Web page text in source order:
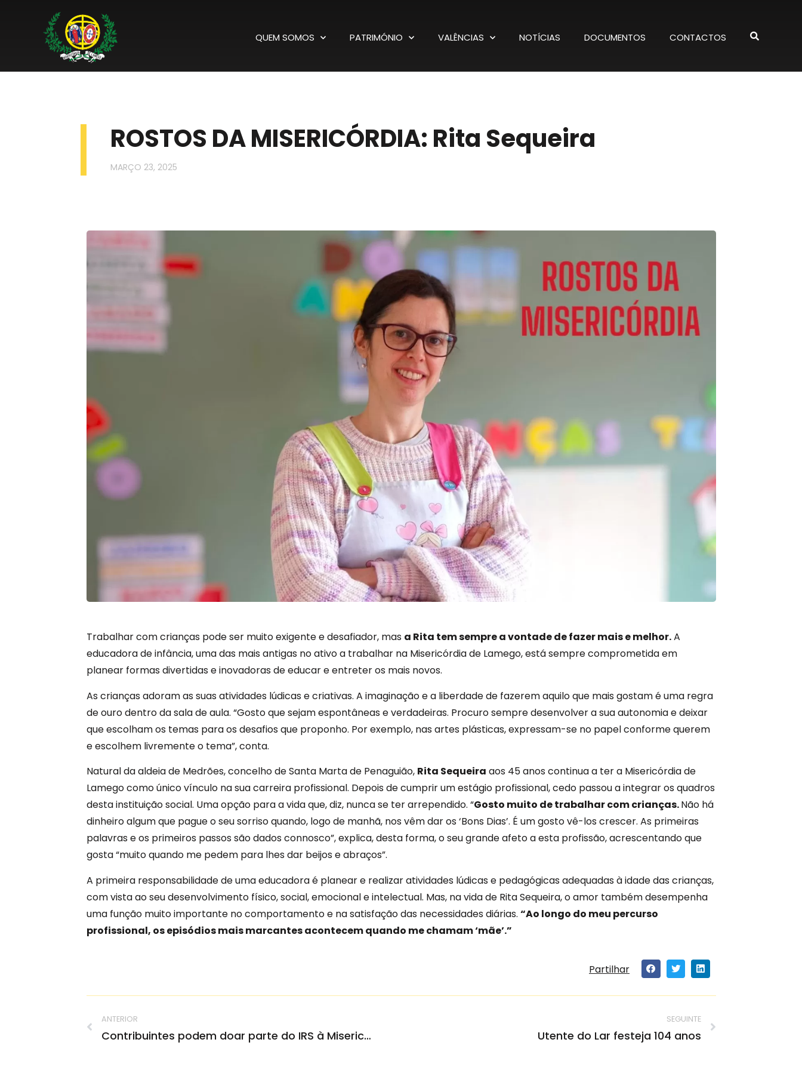
QUEM SOMOS PATRIMÓNIO VALÊNCIAS NOTÍCIAS DOCUMENTOS CONTACTOS
ROSTOS DA MISERICÓRDIA: Rita Sequeira
MARÇO 23, 2025
Trabalhar com crianças pode ser muito exigente e desafiador, mas a Rita tem sempre a vontade de fazer mais e melhor.A
educadora de infância, uma das mais antigas no ativo a trabalhar na Misericórdia de Lamego, está sempre comprometida em
planear formas divertidas e inovadoras de educar e entreter os mais novos.
As crianças adoram as suas atividades lúdicas e criativas. A imaginação e a liberdade de fazerem aquilo que mais gostam é uma regra
de ouro dentro da sala de aula. “Gosto que sejam espontâneas e verdadeiras. Procuro sempre desenvolver a sua autonomia e deixar
que escolham os temas para os desafios que proponho. Por exemplo, nas artes plásticas, expressam-se no papel conforme querem
e escolhem livremente o tema”, conta.
Natural da aldeia de Medrões, concelho de Santa Marta de Penaguião, Rita Sequeira aos 45 anos continua a ter a Misericórdia de
Lamego como único vínculo na sua carreira profissional. Depois de cumprir um estágio profissional, cedo passou a integrar os quadros
desta instituição social. Uma opção para a vida que, diz, nunca se ter arrependido. “Gosto muito de trabalhar com crianças.Não há
dinheiro algum que pague o seu sorriso quando, logo de manhã, nos vêm dar os ‘Bons Dias’. É um gosto vê-los crescer. As primeiras
palavras e os primeiros passos são dados connosco”, explica, desta forma, o seu grande afeto a esta profissão, acrescentando que
gosta “muito quando me pedem para lhes dar beijos e abraços”.
A primeira responsabilidade de uma educadora é planear e realizar atividades lúdicas e pedagógicas adequadas à idade das crianças,
com vista ao seu desenvolvimento físico, social, emocional e intelectual. Mas, na vida de Rita Sequeira, o amor também desempenha
uma função muito importante no comportamento e na satisfação das necessidades diárias. “Ao longo do meu percurso
profissional, os episódios mais marcantes acontecem quando me chamam ‘mãe’.”
Partilhar
ANTERIOR
Contribuintes podem doar parte do IRS à Misericórdia
SEGUINTE
Utente do Lar festeja 104 anos